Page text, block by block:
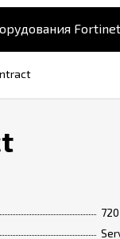
Fortinet
720